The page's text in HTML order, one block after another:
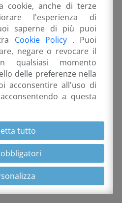
2026 |PRIVACY POLICY &
cookie, anche di terze
l'esperienza di
saperne di più puoi
Cookie Policy . Puoi
negare o revocare il
qualsiasi momento
delle preferenze nella
acconsentire all'uso di
a questa
tutto